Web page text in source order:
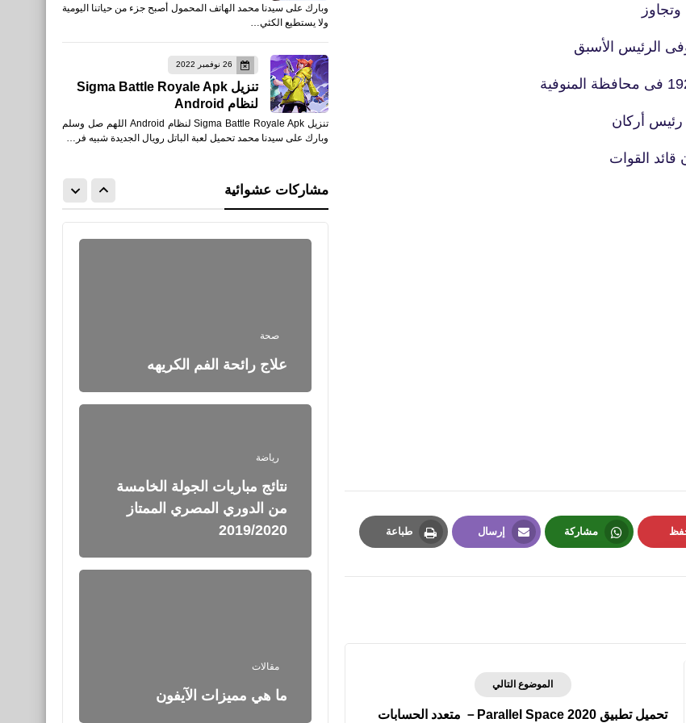
الرئيس الأسبق
مشاركة إرسال طباعة
الموضوع التالي
تحميل تطبيق 2020 Parallel Space－ متعدد الحسابات
وبارك على سيدنا محمد الهاتف المحمول أصبح جزء من حياتنا اليومية
ولا يستطيع الكثي…
26 نوفمبر 2022
تنزيل Sigma Battle Royale Apk
لنظام Android
تنزيل Sigma Battle Royale Apk لنظام Android اللهم صل وسلم
وبارك على سيدنا محمد تحميل لعبة الباتل رويال الجديدة شبيه فر…
مشاركات عشوائية
من الدوري الإنجليزي
2019/2020
رياضة
2019/2020
صحة
علاج رائحة الفم الكريهه
رياضة
نتائج مباريات الجولة الخامسة
من الدوري المصري الممتاز
2019/2020
مقالات
ما هي مميزات الآيفون